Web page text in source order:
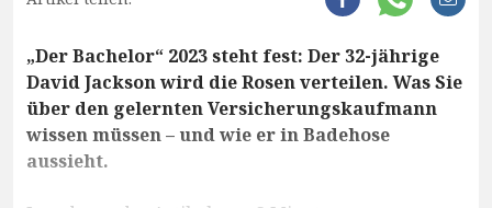
„Der Bachelor“ 2023 steht fest: Der 32-jährige
David Jackson wird die Rosen verteilen. Was Sie
über den gelernten Versicherungskaufmann
wissen müssen – und wie er in Badehose
aussieht.